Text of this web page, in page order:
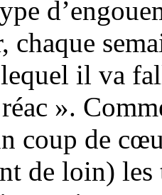
chaque
il va
».
coup de
de loin) les